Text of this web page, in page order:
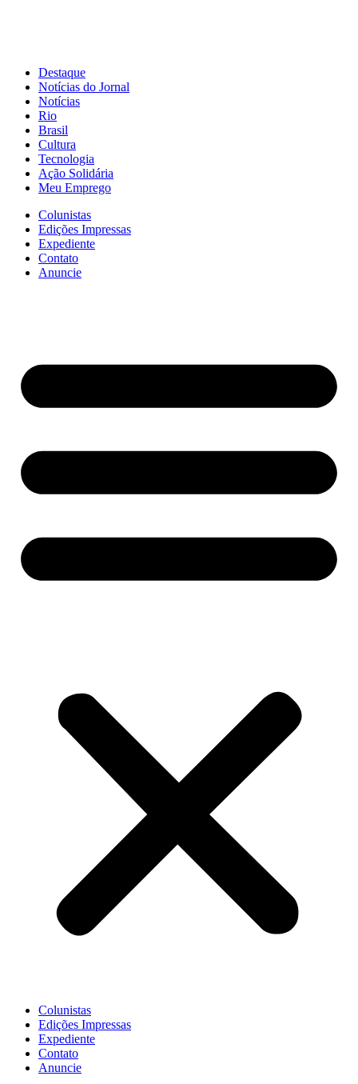
Destaque
Notícias do Jornal
Notícias
Rio
Brasil
Cultura
Tecnologia
Ação Solidária
Meu Emprego
Colunistas
Edições Impressas
Expediente
Contato
Anuncie
Colunistas
Edições Impressas
Expediente
Contato
Anuncie